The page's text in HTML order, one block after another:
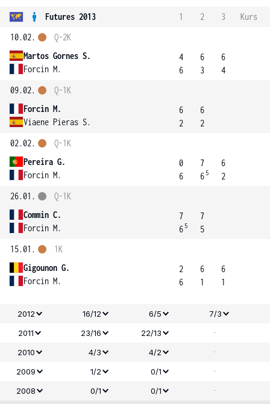
Futures 2013 1 2 3
Kurs
10.02.
Martos Gornes S.
Forcin M.
Q-2K
4
6
6
3
6
4
09.02.
Forcin M.
Viaene Pieras S.
Q-1K
6
2
6
2
02.02.
Pereira G.
Forcin M.
Q-1K
0
6
7
6 5
6
2
26.01.
Commin C.
Forcin M.
Q-1K
7
6 5
7
5
15.01.
Gigounon G.
Forcin M.
1K
2
6
6
1
6
1
2012 16/12 6/5 7/3
2011
23/16 22/13 -
2010 4/3 4/2 -
2009 1/2 0/1 -
2008 0/1 0/1
-